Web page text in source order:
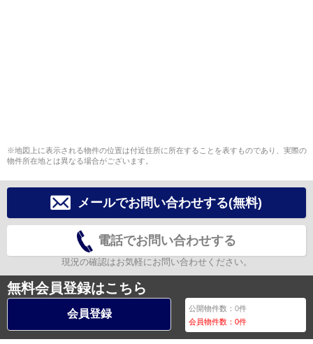
※地図上に表示される物件の位置は付近住所に所在することを表すものであり、実際の
物件所在地とは異なる場合がございます。
メールでお問い合わせする(無料)
電話でお問い合わせする
現況の確認はお気軽にお問い合わせください。
無料会員登録はこちら
会員登録 公開物件数：0件
会員物件数：0件